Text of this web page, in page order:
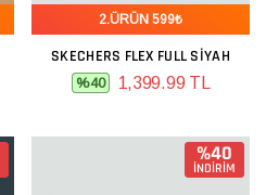
2.ÜRÜN 599₺
SKECHERS FLEX FULL SIYAH
%40 1,399.99 TL
%40
İNDİRİM